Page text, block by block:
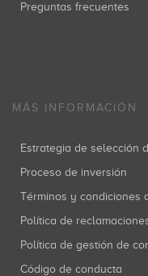
Preguntas frecuentes
MÁS INFORMACIÓN
Estrategia de selección
Proceso de inversión
Términos y condiciones
Política de
Política de gestión de
Código de conducta